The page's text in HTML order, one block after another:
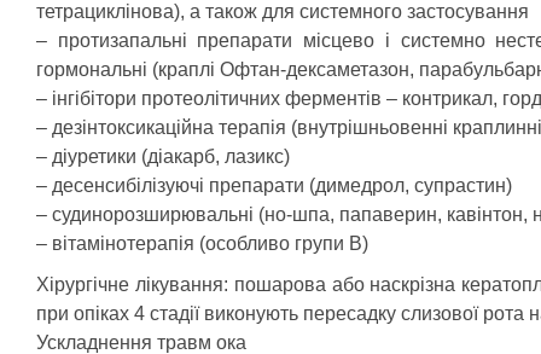
тетрациклінова), а також для системного застосування
– протизапальні препарати місцево і системно
гормональні (краплі Офтан-дексаметазон,
– інгібітори протеолітичних ферментів – контрикал,
– дезінтоксикаційна терапія (внутрішньовенні
– діуретики (діакарб, лазикс)
– десенсибілізуючі препарати (димедрол, супрастин)
– судинорозширювальні (но-шпа, папаверин, кавінтон,
– вітамінотерапія (особливо групи В)
Хірургічне лікування: пошарова або наскрізна
при опіках 4 стадії виконують пересадку слизової
Ускладнення травм ока